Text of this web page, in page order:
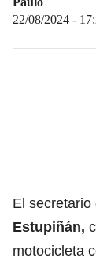
22/08/2024 -
El secretario
Estupiñán,
motocicleta